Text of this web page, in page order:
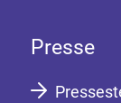
Presse